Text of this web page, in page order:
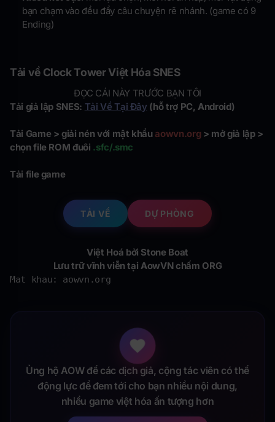
bạn chạm vào đều đẩy câu chuyện rẽ nhánh. (game có 9
Ending)
Tải về Clock Tower Việt Hóa SNES
ĐỌC CÁI NÀY TRƯỚC BẠN TÔI
Tải giả lập SNES: Tải Về Tại Đây (hỗ trợ PC, Android)
Tải Game > giải nén với mật khẩuaowvn.org> mở giả lập >
chọn file ROM đuôi .sfc/.smc
Tải file game
TẢI VỀ DỰ PHÒNG
Việt Hoá bởi Stone Boat
Lưu trữ vĩnh viễn tại AowVN chấm ORG
Mat khau: aowvn.org
Ủng hộ AOW để các dịch giả, cộng tác viên có thể
động lực để đem tới cho bạn nhiều nội dung,
nhiều game việt hóa ấn tượng hơn